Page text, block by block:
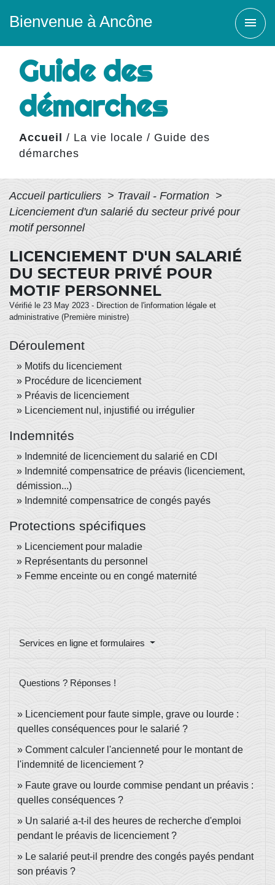
Bienvenue à Ancône menu
Guide des
démarches
Accueil / La vie locale / Guide des
démarches
Accueil particuliers > Travail - Formation >
Licenciement d'un salarié du secteur privé pour
motif personnel
LICENCIEMENT D'UN SALARIÉ
DU SECTEUR PRIVÉ POUR
MOTIF PERSONNEL
Vérifié le 23 May 2023 - Direction de l'information légale et
administrative (Première ministre)
Déroulement
Motifs du licenciement
Procédure de licenciement
Préavis de licenciement
Licenciement nul, injustifié ou irrégulier
Indemnités
Indemnité de licenciement du salarié en CDI
Indemnité compensatrice de préavis (licenciement,
démission...)
Indemnité compensatrice de congés payés
Protections spécifiques
Licenciement pour maladie
Représentants du personnel
Femme enceinte ou en congé maternité
Services en ligne et formulaires
Questions ? Réponses !
Licenciement pour faute simple, grave ou lourde :
quelles conséquences pour le salarié ?
Comment calculer l'ancienneté pour le montant de
l'indemnité de licenciement ?
Faute grave ou lourde commise pendant un préavis :
quelles conséquences ?
Un salarié a-t-il des heures de recherche d'emploi
pendant le préavis de licenciement ?
Le salarié peut-il prendre des congés payés pendant
son préavis ?